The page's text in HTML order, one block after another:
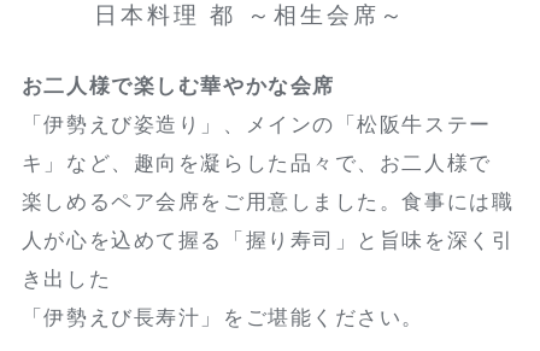
日本料理 都 ～相生会席～
お二人様で楽しむ華やかな会席
「伊勢えび姿造り」、メインの「松阪牛ステー
キ」など、趣向を凝らした品々で、お二人様で
楽しめるペア会席をご用意しました。食事には職
人が心を込めて握る「握り寿司」と旨味を深く引
き出した
「伊勢えび長寿汁」をご堪能ください。